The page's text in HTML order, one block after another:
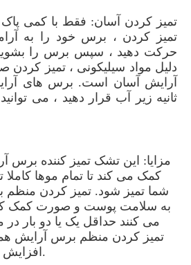
تمیز کردن آسان: فقط با کمی پاک
تمیز کردن ، برس خود را به
حرکت دهید ، سپس برس را
دلیل مواد سیلیکونی ، تمیز کردن
آرایش آسان است. برس های
ثانیه زیر آب قرار دهید ، می توانید
مزایا: این تشک تمیز کننده برس
کمک می کند تا تمام موها
شما تمیز شود. تمیز کردن منظم
به سلامت پوست و صورت کمک
می کنند حداقل یک یا دو بار در
تمیز کردن منظم برس آرایش
افزایش طول عمر برس شود.